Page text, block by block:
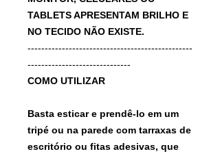
TABLETS APRESENTAM BRILHO E
NO TECIDO NÃO EXISTE.
------------------------------------------------
------------------------------
COMO UTILIZAR
Basta esticar e prendê-lo em um
tripé ou na parede com tarraxas de
escritório ou fitas adesivas, que